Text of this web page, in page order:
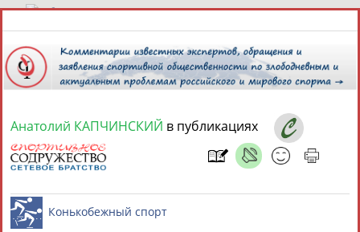
7 августа 2026 года,06:19
1персона
Анатолий КАПЧИНСКИЙ в публикациях